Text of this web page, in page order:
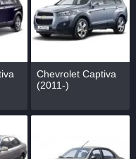
Chevrolet Captiva
(2011-)